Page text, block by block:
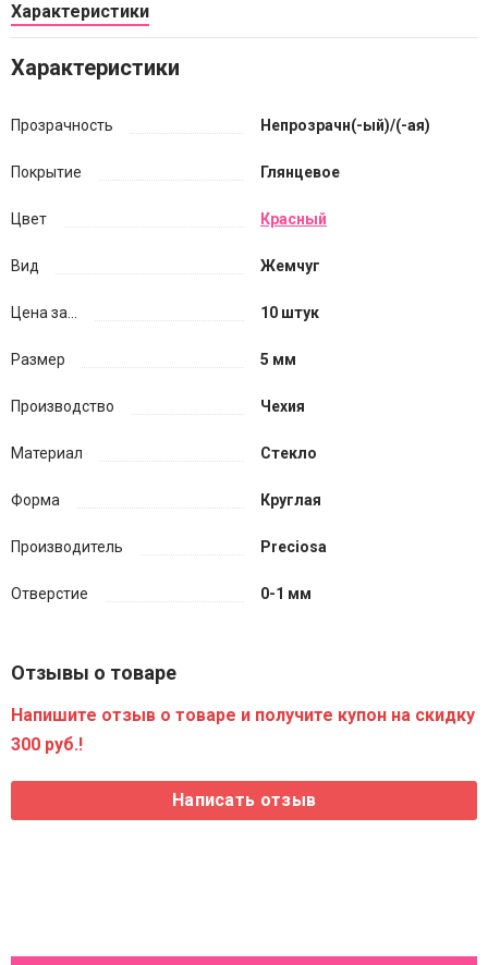
Характеристики
Характеристики
Прозрачность Непрозрачн(-ый)/(-ая)
Покрытие Глянцевое
Цвет Красный
Вид Жемчуг
Цена за... 10 штук
Размер 5 мм
Производство Чехия
Материал Стекло
Форма Круглая
Производитель Preciosa
Отверстие 0-1 мм
Отзывы о товаре
Напишите отзыв о товаре и получите купон на скидку
300 руб.!